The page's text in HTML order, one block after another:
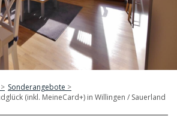
Sonderangebote
(inkl. MeineCard+) in Willingen / Sauerland